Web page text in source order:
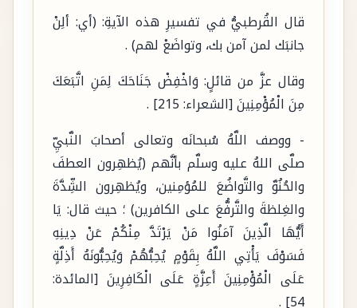
قال القُرطبيُّ في تفسيرِ هذه الآيةِ: (أي: ألِنْ
جانبَك لمن آمن بك، وتواضَعْ لهم) .
وقال عزَّ من قائلٍ: وَاخْفِضْ جَنَاحَكَ لِمَنِ اتَّبَعَكَ
مِنَ الْمُؤْمِنِينَ [الشعراء: 215] .
- ووصف اللَّهُ سُبحانَه وتعالى أصحابَ النَّبيِّ
صلَّى اللهُ عليه وسلَّم بأنَّهم (يُظهِرون العطفَ
والحُنُوَّ والتَّواضُعَ للمُؤمِنين، ويُظهِرون الشِّدَّةَ
والغِلظةَ والتَّرفُّعَ على الكافرين) ؛ حيث قال: يَا
أَيُّهَا الَّذِينَ آمَنُوا مَنْ يَرْتَدَّ مِنْكُمْ عَنْ دِينِهِ
فَسَوْفَ يَأْتِي اللَّهُ بِقَوْمٍ يُحِبُّهُمْ وَيُحِبُّونَهُ أَذِلَّةٍ
عَلَى الْمُؤْمِنِينَ أَعِزَّةٍ عَلَى الْكَافِرِينَ [المائدة:
54] .